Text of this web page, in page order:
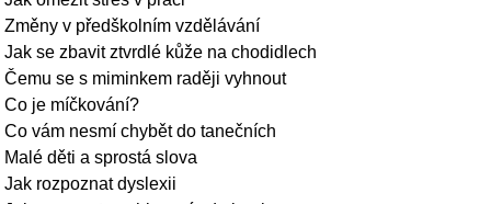
Změny v předškolním vzdělávání
Jak se zbavit ztvrdlé kůže na chodidlech
Čemu se s miminkem raději vyhnout
Co je míčkování?
Co vám nesmí chybět do tanečních
Malé děti a sprostá slova
Jak rozpoznat dyslexii